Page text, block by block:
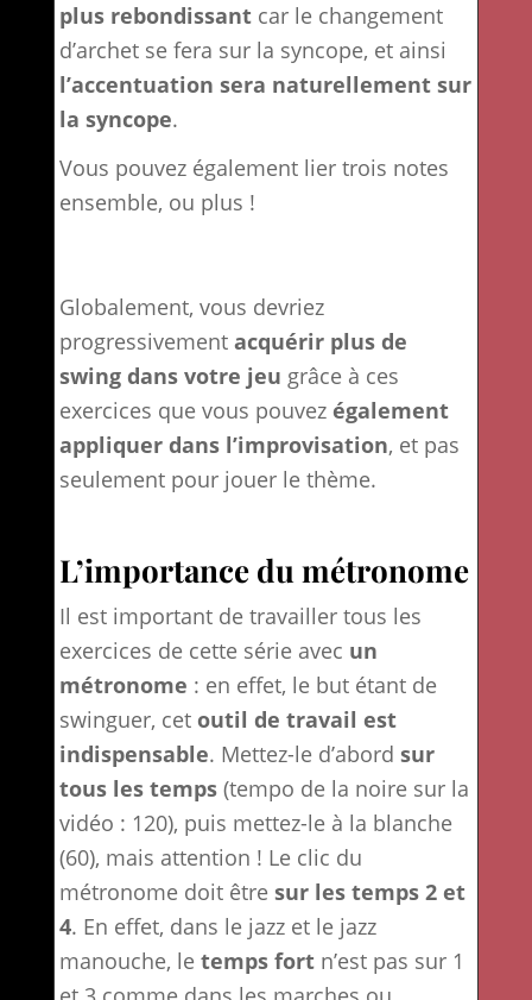
plus rebondissant car le changement
d’archet se fera sur la syncope, et ainsi
l’accentuation sera naturellement sur
la syncope.
Vous pouvez également lier trois notes
ensemble, ou plus !
Globalement, vous devriez
progressivementacquérir plus de
swing dans votre jeu grâce à ces
exercices que vous pouvezégalement
appliquer dans l’improvisation, et pas
seulement pour jouer le thème.
L’importance du métronome
Il est important de travailler tous les
exercices de cette série avec un
métronome : en effet, le but étant de
swinguer, cetoutil de travail est
indispensable. Mettez-le d’abordsur
tous les temps (tempo de la noire sur la
vidéo : 120), puis mettez-le à la blanche
(60), mais attention ! Le clic du
métronome doit êtresur les temps 2 et
4. En effet, dans le jazz et le jazz
manouche, letemps fort n’est pas sur 1